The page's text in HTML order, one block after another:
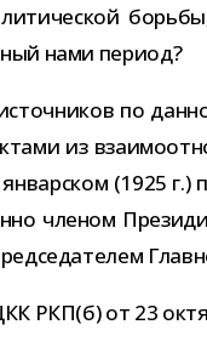
нами период?
по
из
(1925
чле­ном
РКП(б) от 23